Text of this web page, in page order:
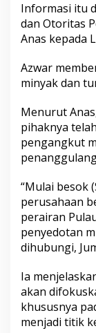
Informasi itu
dan Otoritas
Anas kepada
Azwar
minyak dan
Menurut
pihaknya
pengangkut
“Mulai besok
perusahaan
perairan
penyedotan
dihubungi,
Ia
akan
khususnya
menjadi titik